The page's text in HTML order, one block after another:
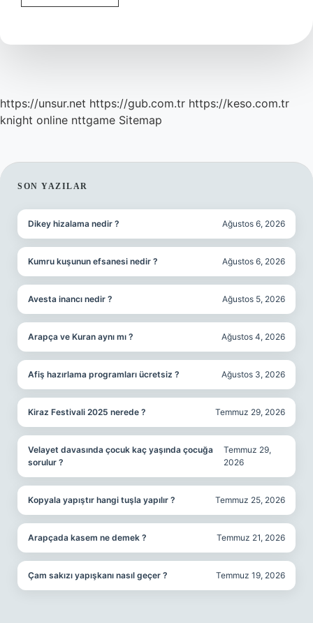
Ver
Tdk
https://unsur.net https://gub.com.tr https://keso.com.tr
knight online nttgame Sitemap
SIDEBAR
SON YAZILAR
Dikey hizalama nedir ? Ağustos 6, 2026
Kumru kuşunun efsanesi nedir ? Ağustos 6, 2026
Avesta inancı nedir ? Ağustos 5, 2026
Arapça ve Kuran aynı mı ? Ağustos 4, 2026
Afiş hazırlama programları ücretsiz ? Ağustos 3, 2026
Kiraz Festivali 2025 nerede ? Temmuz 29, 2026
Velayet davasında çocuk kaç yaşında çocuğa
sorulur ?
Temmuz 29,
2026
Kopyala yapıştır hangi tuşla yapılır ? Temmuz 25, 2026
Arapçada kasem ne demek ? Temmuz 21, 2026
Çam sakızı yapışkanı nasıl geçer ? Temmuz 19, 2026